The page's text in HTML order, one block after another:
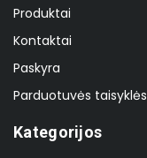
Produktai
Kontaktai
Paskyra
Parduotuvės taisyklės
Kategorijos